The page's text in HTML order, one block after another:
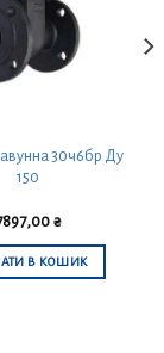
30ч6бр Ду
150
₴
В КОШИК